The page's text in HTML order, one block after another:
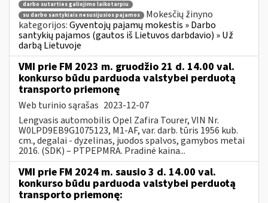
darbo sutarties galiojimo laikotarpiu
su darbo santykiais nesusijusios pajamos
Mokesčių žinyno
kategorijos:Gyventojų pajamų mokestis » Darbo
santykių pajamos (gautos iš Lietuvos darbdavio) » Už
darbą Lietuvoje
VMI prie FM 2023 m. gruodžio 21 d. 14.00 val.
konkurso būdu parduoda valstybei perduotą
transporto priemonę
Web turinio sąrašas 2023-12-07
Lengvasis automobilis Opel Zafira Tourer, VIN Nr.
W0LPD9EB9G1075123, M1-AF, var. darb. tūris 1956 kub.
cm., degalai - dyzelinas, juodos spalvos, gamybos metai
2016. (SDK) – PTPEPMRA. Pradinė kaina...
VMI prie FM 2024 m. sausio 3 d. 14.00 val.
konkurso būdu parduoda valstybei perduotą
transporto priemonę: